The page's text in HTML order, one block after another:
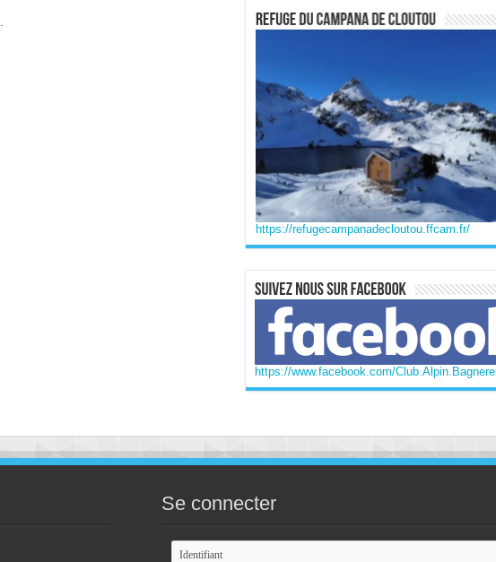
.
https://refugecampanadecloutou.ffcam.fr/
https://www.facebook.com/
Se connecter